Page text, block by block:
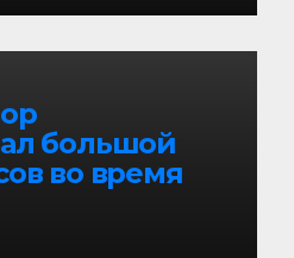
большой
во время